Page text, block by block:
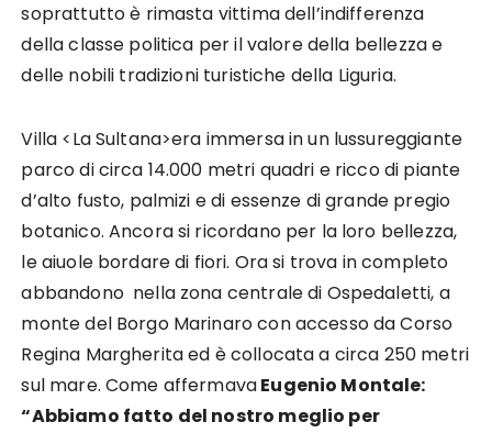
soprattutto è rimasta vittima dell’indifferenza
della classe politica per il valore della bellezza e
delle nobili tradizioni turistiche della Liguria.
Villa <La Sultana>era immersa in un lussureggiante
parco di circa 14.000 metri quadri e ricco di piante
d’alto fusto, palmizi e di essenze di grande pregio
botanico. Ancora si ricordano per la loro bellezza,
le aiuole bordare di fiori. Ora si trova in completo
abbandono nella zona centrale di Ospedaletti, a
monte del Borgo Marinaro con accesso da Corso
Regina Margherita ed è collocata a circa 250 metri
sul mare. Come affermavaEugenio Montale:
“Abbiamo fatto del nostro meglio per